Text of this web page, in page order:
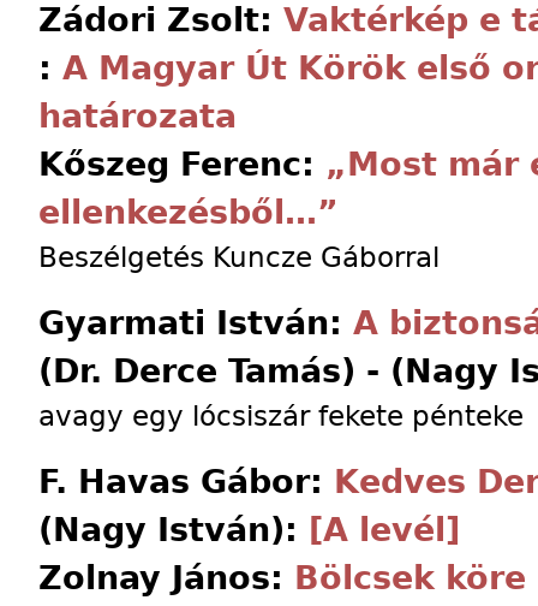
Zádori Zsolt: Vaktérkép e
: A Magyar Út Körök első
határozata
Kőszeg Ferenc: „Most már
ellenkezésből…”
Beszélgetés Kuncze Gáborral
Gyarmati István: A
(Dr. Derce Tamás) - (Nagy
avagy egy lócsiszár fekete pénteke
F. Havas Gábor: Kedves
(Nagy István): [A levél]
Zolnay János: Bölcsek köre